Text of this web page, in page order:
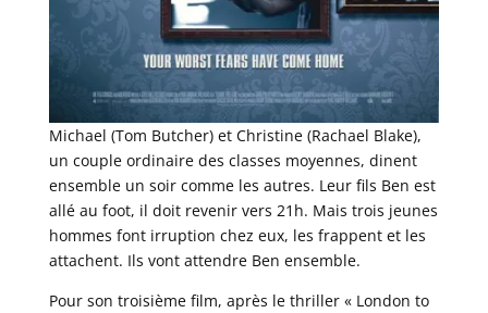
Michael (Tom Butcher) et Christine (Rachael Blake),
un couple ordinaire des classes moyennes, dinent
ensemble un soir comme les autres. Leur fils Ben est
allé au foot, il doit revenir vers 21h. Mais trois jeunes
hommes font irruption chez eux, les frappent et les
attachent. Ils vont attendre Ben ensemble.
Pour son troisième film, après le thriller « London to